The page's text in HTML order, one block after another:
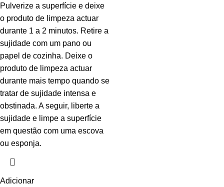
Pulverize a superfície e deixe
o produto de limpeza actuar
durante 1 a 2 minutos. Retire a
sujidade com um pano ou
papel de cozinha. Deixe o
produto de limpeza actuar
durante mais tempo quando se
tratar de sujidade intensa e
obstinada. A seguir, liberte a
sujidade e limpe a superfície
em questão com uma escova
ou esponja.
Adicionar